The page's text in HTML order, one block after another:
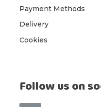
Payment Methods
Delivery
Cookies
Follow us on